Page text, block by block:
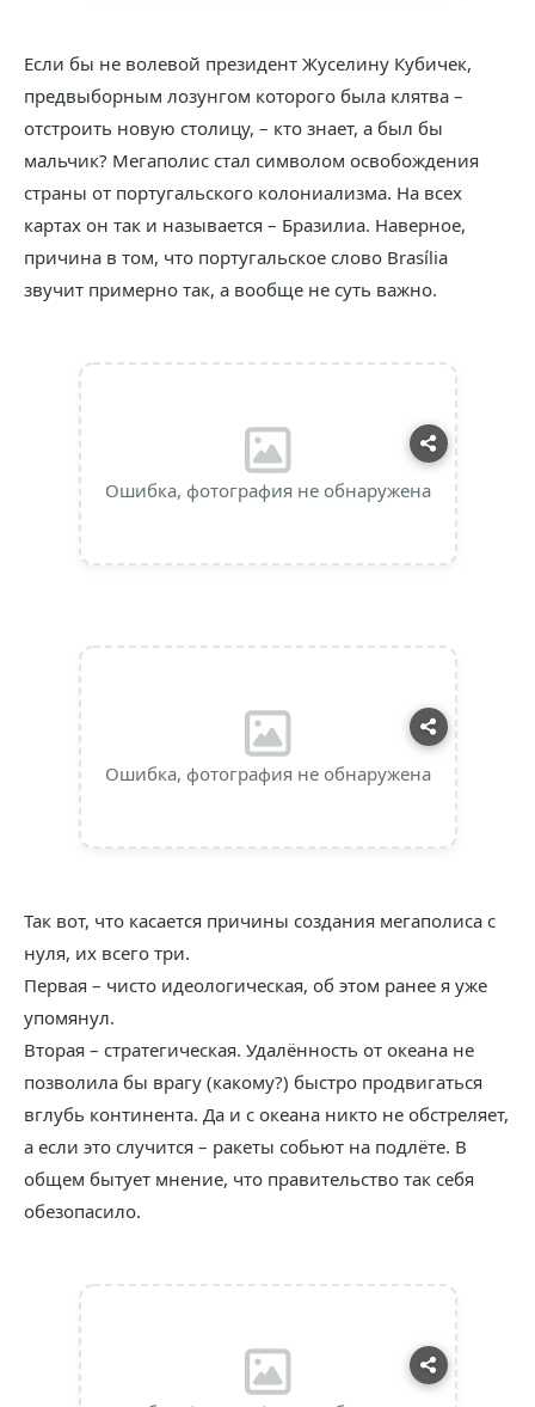
Если бы не волевой президент Жуселину Кубичек,
предвыборным лозунгом которого была клятва –
отстроить новую столицу, – кто знает, а был бы
мальчик? Мегаполис стал символом освобождения
страны от португальского колониализма. На всех
картах он так и называется – Бразилиа. Наверное,
причина в том, что португальское слово Brasília
звучит примерно так, а вообще не суть важно.
Ошибка, фотография не обнаружена
Ошибка, фотография не обнаружена
Так вот, что касается причины создания мегаполиса с
нуля, их всего три.
Первая – чисто идеологическая, об этом ранее я уже
упомянул.
Вторая – стратегическая. Удалённость от океана не
позволила бы врагу (какому?) быстро продвигаться
вглубь континента. Да и с океана никто не обстреляет,
а если это случится – ракеты собьют на подлёте. В
общем бытует мнение, что правительство так себя
обезопасило.